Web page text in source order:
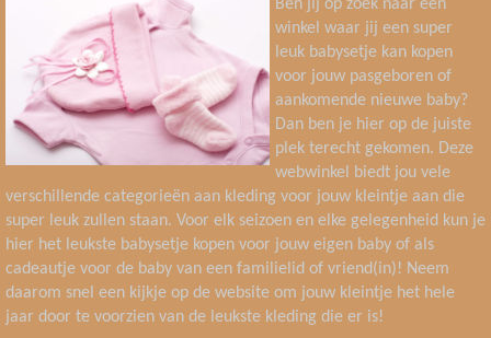
Ben jij op zoek naar een
winkel waar jij een super
leuk babysetje kan kopen
voor jouw pasgeboren of
aankomende nieuwe baby?
Dan ben je hier op de juiste
plek terecht gekomen. Deze
webwinkel biedt jou vele
verschillende categorieën aan kleding voor jouw kleintje aan die
super leuk zullen staan. Voor elk seizoen en elke gelegenheid kun je
hier het leukste babysetje kopen voor jouw eigen baby of als
cadeautje voor de baby van een familielid of vriend(in)! Neem
daarom snel een kijkje op de website om jouw kleintje het hele
jaar door te voorzien van de leukste kleding die er is!